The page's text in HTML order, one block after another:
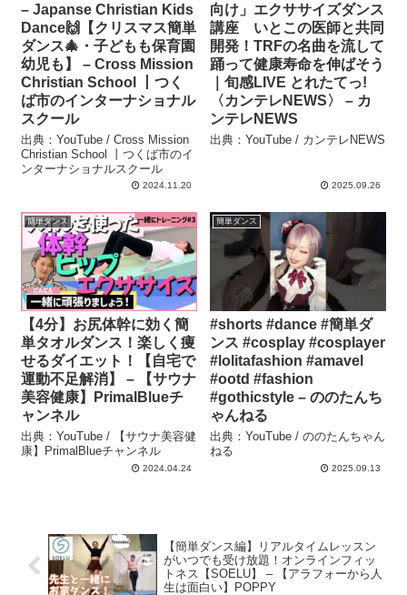
– Japanse Christian Kids
Dance🙌【クリスマス簡単
ダンス🎄・子どもも保育園
幼児も】 – Cross Mission
Christian School 丨つく
ば市のインターナショナル
スクール
出典：YouTube / Cross Mission
Christian School 丨つくば市のイ
ンターナショナルスクール
2024.11.20
向け」エクササイズダンス
講座 いとこの医師と共同
開発！TRFの名曲を流して
踊って健康寿命を伸ばそう
｜旬感LIVE とれたてっ!
〈カンテレNEWS〉 – カ
ンテレNEWS
出典：YouTube / カンテレNEWS
2025.09.26
簡単ダンス
【4分】お尻体幹に効く簡
単タオルダンス！楽しく痩
せるダイエット！【自宅で
運動不足解消】 – 【サウナ
美容健康】PrimalBlueチ
ャンネル
出典：YouTube / 【サウナ美容健
康】PrimalBlueチャンネル
2024.04.24
簡単ダンス
#shorts #dance #簡単ダ
ンス #cosplay #cosplayer
#lolitafashion #amavel
#ootd #fashion
#gothicstyle – ののたんち
ゃんねる
出典：YouTube / ののたんちゃん
ねる
2025.09.13
【簡単ダンス編】リアルタイムレッスン
がいつでも受け放題！オンラインフィッ
トネス【SOELU】 – 【アラフォーから人
生は面白い】POPPY